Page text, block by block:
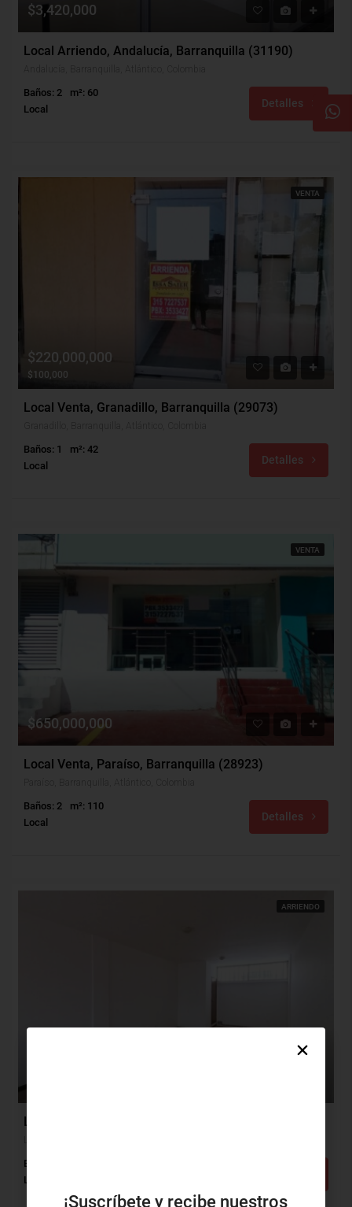
$3,420,000
Local Arriendo, Andalucía, Barranquilla (31190)
Baños: 2
m²: 60
Local
Detalles
VENTA
$220,000,000
$100,000
Local Venta, Granadillo, Barranquilla (29073)
Baños: 1
m²: 42
Local
Detalles
VENTA
$650,000,000
Local Venta, Paraíso, Barranquilla (28923)
Baños: 2
m²: 110
Local
Detalles
ARRIENDO
Local Arriendo, La Concepción, Barranquilla (29326)
Baños: 1
Local
¡Suscríbete y recibe nuestros